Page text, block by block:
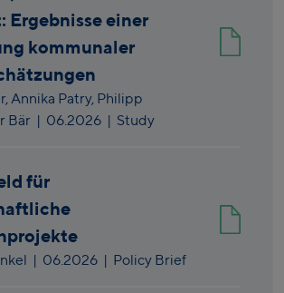
einer
kommunaler
Annika Patry, Philipp
Bär | 06.2026 | Study
für
| 06.2026 | Policy Brief